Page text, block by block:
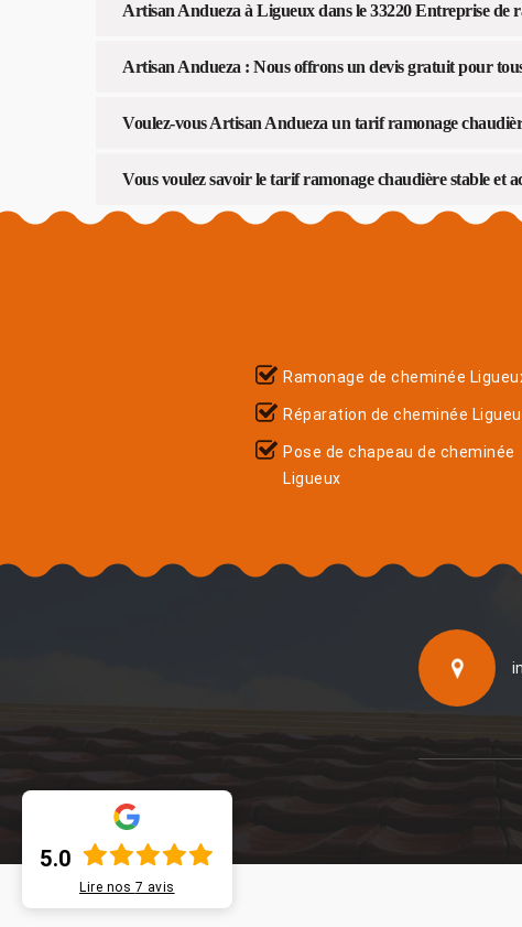
Artisan Andueza à Ligueux dans le 33220 Entreprise de
Artisan Andueza : Nous offrons un devis gratuit pour
Voulez-vous Artisan Andueza un tarif ramonage
Vous voulez savoir le tarif ramonage chaudière stable et
Ramonage de cheminée
Réparation de cheminée
Pose de chapeau de cheminée
Ligueux
5.0
Lire nos 7 avis